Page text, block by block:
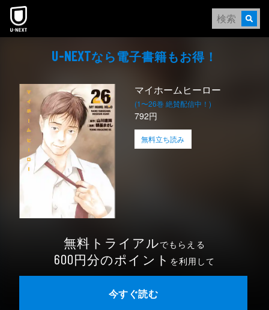
本文へスキップ
U-NEXTなら電⼦書籍もお得！
マイホームヒーロー
(1〜26巻 絶賛配信中！)
792円
無料立ち読み
無料トライアルでもらえる
600円分のポイント を利用して
今すぐ読む